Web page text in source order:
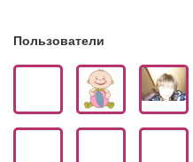
Пользователи